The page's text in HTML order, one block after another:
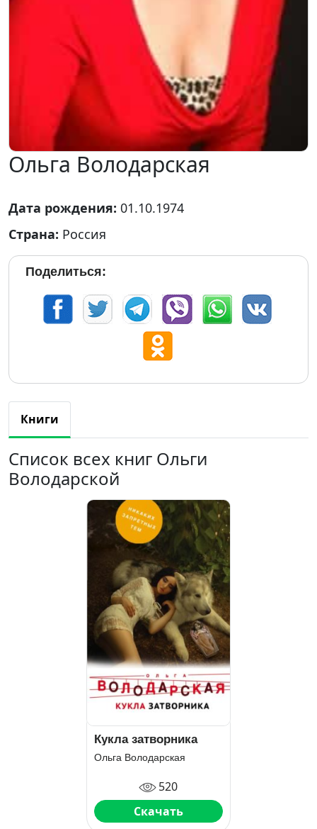
Ольга Володарская
Дата рождения: 01.10.1974
Страна: Россия
Поделиться:
Книги
Список всех книг Ольги
Володарской
Кукла затворника
Ольга Володарская
520
Скачать